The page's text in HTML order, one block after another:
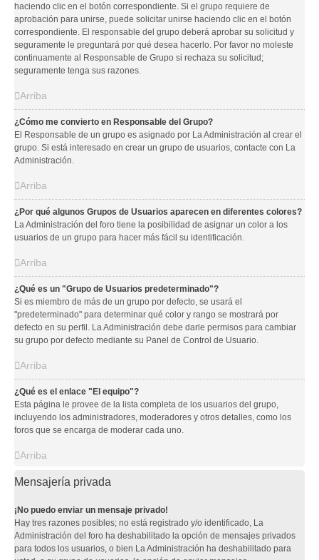
haciendo clic en el botón correspondiente. Si el grupo requiere de
aprobación para unirse, puede solicitar unirse haciendo clic en el botón
correspondiente. El responsable del grupo deberá aprobar su solicitud y
seguramente le preguntará por qué desea hacerlo. Por favor no moleste
continuamente al Responsable de Grupo si rechaza su solicitud;
seguramente tenga sus razones.
Arriba
¿Cómo me convierto en Responsable del Grupo?
El Responsable de un grupo es asignado por La Administración al crear el
grupo. Si está interesado en crear un grupo de usuarios, contacte con La
Administración.
Arriba
¿Por qué algunos Grupos de Usuarios aparecen en diferentes colores?
La Administración del foro tiene la posibilidad de asignar un color a los
usuarios de un grupo para hacer más fácil su identificación.
Arriba
¿Qué es un "Grupo de Usuarios predeterminado"?
Si es miembro de más de un grupo por defecto, se usará el
"predeterminado" para determinar qué color y rango se mostrará por
defecto en su perfil. La Administración debe darle permisos para cambiar
su grupo por defecto mediante su Panel de Control de Usuario.
Arriba
¿Qué es el enlace "El equipo"?
Esta página le provee de la lista completa de los usuarios del grupo,
incluyendo los administradores, moderadores y otros detalles, como los
foros que se encarga de moderar cada uno.
Arriba
Mensajería privada
¡No puedo enviar un mensaje privado!
Hay tres razones posibles; no está registrado y/o identificado, La
Administración del foro ha deshabilitado la opción de mensajes privados
para todos los usuarios, o bien La Administración ha deshabilitado para